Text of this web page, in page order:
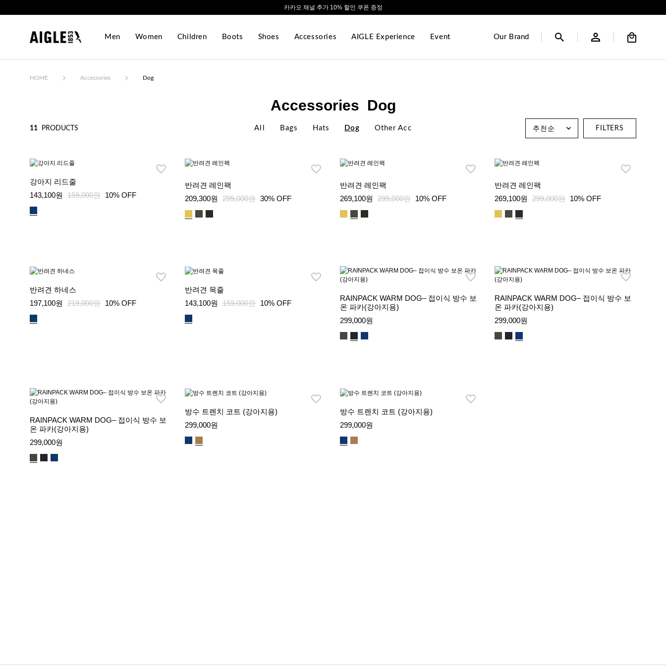
카카오 채널 추가 10% 할인 쿠폰 증정
Men Women Children Boots Shoes Accessories AIGLE Experience Event Our Brand
HOME Accessories Dog
Accessories Dog
11 PRODUCTS All Bags Hats Dog Other Acc FILTERS
강아지 리드줄
143,100원
159,000원 10% OFF
반려견 레인팩
209,300원
299,000원 30% OFF
반려견 레인팩
269,100원
299,000원 10% OFF
반려견 레인팩
269,100원
299,000원 10% OFF
반려견 하네스
197,100원
219,000원 10% OFF
반려견 목줄
143,100원
159,000원 10% OFF
RAINPACK WARM DOG– 접이식 방수 보
온 파카(강아지용)
299,000원
RAINPACK WARM DOG– 접이식 방수 보
온 파카(강아지용)
299,000원
RAINPACK WARM DOG– 접이식 방수 보
온 파카(강아지용)
299,000원
방수 트렌치 코트 (강아지용)
299,000원
방수 트렌치 코트 (강아지용)
299,000원